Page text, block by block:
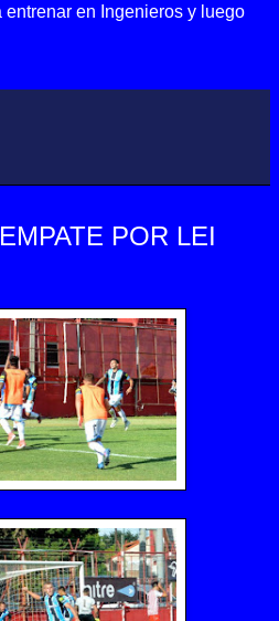
en Ingenieros y luego
POR LEI